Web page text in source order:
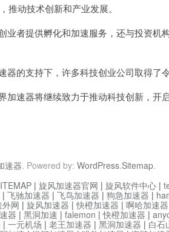
推动技术创新和产业发展。
者提供孵化和加速服务，还与投资机
的支持下，许多科技创业公司取得了
速器将继续致力于推动科技创新，开启
速器. Powered by: WordPress.Sitemap.
| 旋风加速器官网 | 旋风软件中心 |
| 飞驰加速器 | 飞鸟加速器 | 狗急加速器 |
网 | 旋风加速器 |快橙加速器 | 啊哈加速器
器 | 黑洞加速 | falemon |快橙加速器 |
| 一元机场 | 老王加速器 | 黑洞加速器 | 白石